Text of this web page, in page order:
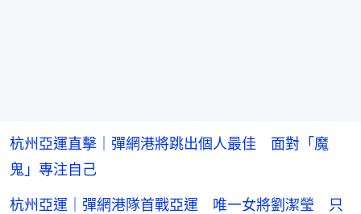
杭州亞運直擊｜彈網港將跳出個人最佳 面對「魔
鬼」專注自己
杭州亞運｜彈網港隊首戰亞運 唯一女將劉潔瑩 只